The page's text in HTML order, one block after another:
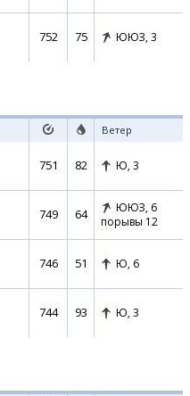
752 75 ЮЮЗ, 3
Ветер
751 82 Ю, 3
749 64 ЮЮЗ, 6
порывы 12
746 51 Ю, 6
744 93 Ю, 3